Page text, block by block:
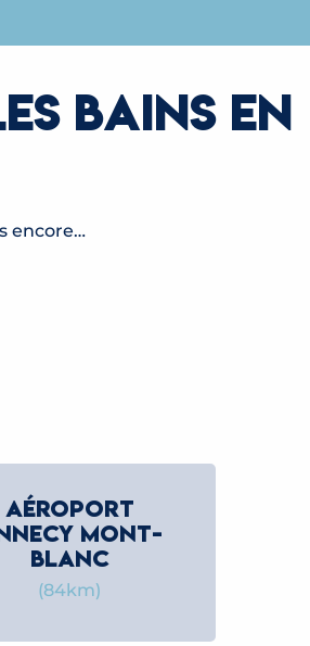
BAINS EN
encore…
AÉROPORT
MONT-
BLANC
(84km)